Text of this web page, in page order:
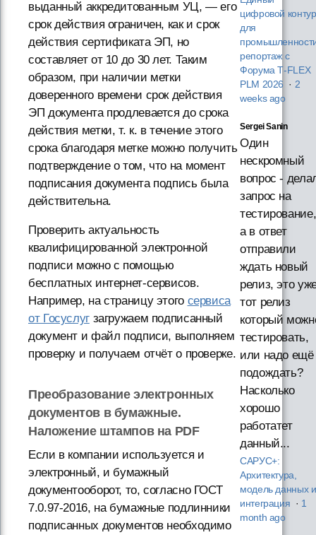
выданный аккредитованным УЦ, — его
срок действия ограничен, как и срок
действия сертификата ЭП, но
составляет от 10 до 30 лет. Таким
образом, при наличии метки
доверенного времени срок действия
ЭП документа продлевается до срока
действия метки, т. к. в течение этого
срока благодаря метке можно получить
подтверждение о том, что на момент
подписания документа подпись была
действительна.
Проверить актуальность
квалифицированной электронной
подписи можно с помощью
бесплатных интернет-сервисов.
Например, на страницу этого сервиса
от Госуслугзагружаем подписанный
документ и файл подписи, выполняем
проверку и получаем отчёт о проверке.
Преобразование электронных
документов в бумажные.
Наложение штампов на PDF
Если в компании используется и
электронный, и бумажный
документооборот, то, согласно ГОСТ
7.0.97-2016, на бумажные подлинники
подписанных документов необходимо
цифровой контур
для
репортаж с
Форума T‑FLEX
PLM 2026 · 2
weeks ago
Sergei Sanin
Один
нескромный
вопрос -
запрос на
тестирование,
а в ответ
отправили
ждать новый
релиз, это
тот релиз
который
тестировать,
или надо ещё
подождать?
Насколько
хорошо
работатет
данный...
САРУС+:
Архитектура,
модель данных и
интеграция · 1
month ago